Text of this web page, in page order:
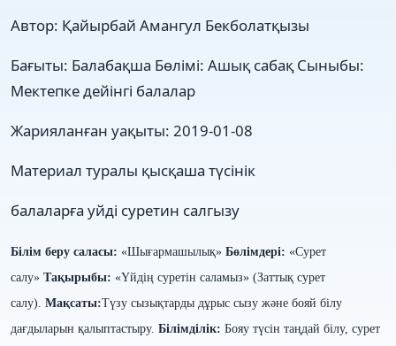
Автор: Қайырбай Амангул Бекболатқызы
Бағыты: Балабақша Бөлімі: Ашық сабақ Сыныбы:
Мектепке дейінгі балалар
Жарияланған уақыты: 2019-01-08
Материал туралы қысқаша түсінік
балаларға уйді суретин салгызу
Білім беру саласы: «Шығармашылық» Бөлімдері: «Сурет
салу» Тақырыбы: «Үйдің суретін саламыз» (Заттық сурет
салу). Мақсаты:Түзу сызықтарды дұрыс сызу және бояй білу
дағдыларын қалыптастыру. Білімділік: Бояу түсін таңдай білу, сурет